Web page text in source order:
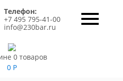
Телефон:
+7 495 795-41-00
info@230bar.ru
0 товаров
0 Р